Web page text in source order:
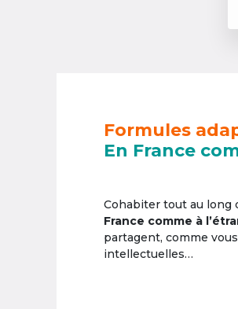
Formules
En France
Cohabiter tout au long
France comme à
partagent, comme
intellectuelles…